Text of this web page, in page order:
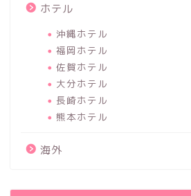
ホテル
沖縄ホテル
福岡ホテル
佐賀ホテル
大分ホテル
長崎ホテル
熊本ホテル
海外